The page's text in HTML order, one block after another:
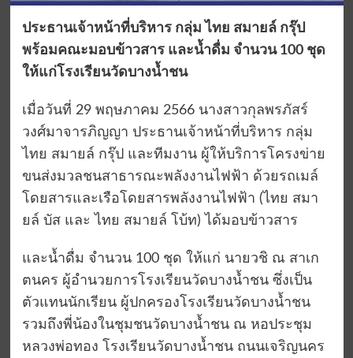
ประธานเจ้าหน้าที่บริหาร กลุ่ม ไทย สมายล์ กรุ๊ป
พร้อมคณะมอบข้าวสาร และน้ำดื่ม จำนวน 100 ชุด
ให้แก่โรงเรียนวัดบางน้ำชน
เมื่อวันที่ 29 พฤษภาคม 2566 นางสาวกุลพรภัสร์
วงศ์มาจารภิญญา ประธานเจ้าหน้าที่บริหาร กลุ่ม
ไทย สมายล์ กรุ๊ป และทีมงาน ผู้ให้บริการโครงข่าย
ขนส่งมวลชนสาธารณะพลังงานไฟฟ้า ด้วยรถเมล์
โดยสารและเรือโดยสารพลังงานไฟฟ้า (ไทย สมา
ยล์ บัส และ ไทย สมายล์ โบ้ท) ได้มอบข้าวสาร
และน้ำดื่ม จำนวน 100 ชุด ให้แก่ นายวชิ ณ สาเก
ตนคร ผู้อำนวยการโรงเรียนวัดบางน้ำชน ซึ่งเป็น
ตัวแทนนักเรียน ผู้ปกครองโรงเรียนวัดบางน้ำชน
รวมถึงพี่น้องในชุมชนวัดบางน้ำชน ณ หอประชุม
หลวงพ่อทอง โรงเรียนวัดบางน้ำชน ถนนเจริญนคร